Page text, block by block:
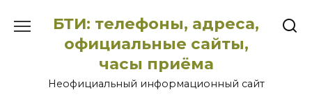
содержанию
БТИ: телефоны, адреса,
официальные сайты,
часы приёма
Неофициальный информационный сайт